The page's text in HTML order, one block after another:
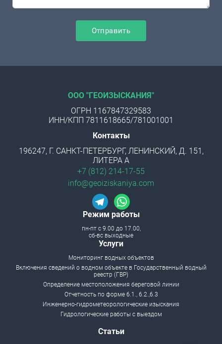
ООО "ГЕОИЗЫСКАНИЯ"
ОГРН 1167847329583
ИНН/КПП 7811618665/781001001
Контакты
196247, Г. САНКТ-ПЕТЕРБУРГ, ЛЕНИНСКИЙ, Д. 151,
ЛИТЕРА А
+7 (812) 214-17-55
info@geoiziskaniya.com
Режим работы
пн-пт с 9.00 до 17.00,
сб-вс выходные
Услуги
Мониторинг водных объектов
Включения сведений о водном объекте в Государственный водный
реестр (ГВР)
Определение местоположения береговой линии
Отчетность по форме 6.1., 6.2.,6.3
Инженерно-гидрометеорологические изыскания
Гидрологические работы с выездом
Статьи